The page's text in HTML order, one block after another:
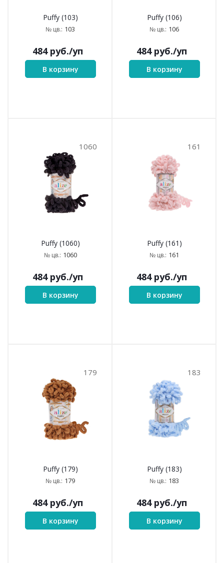
Puffy (103)
№ цв.: 103
484руб./уп
В корзину
Puffy (106)
№ цв.: 106
484руб./уп
В корзину
1060
Puffy (1060)
№ цв.: 1060
484руб./уп
В корзину
161
Puffy (161)
№ цв.: 161
484руб./уп
В корзину
179
Puffy (179)
№ цв.: 179
484руб./уп
В корзину
183
Puffy (183)
№ цв.: 183
484руб./уп
В корзину